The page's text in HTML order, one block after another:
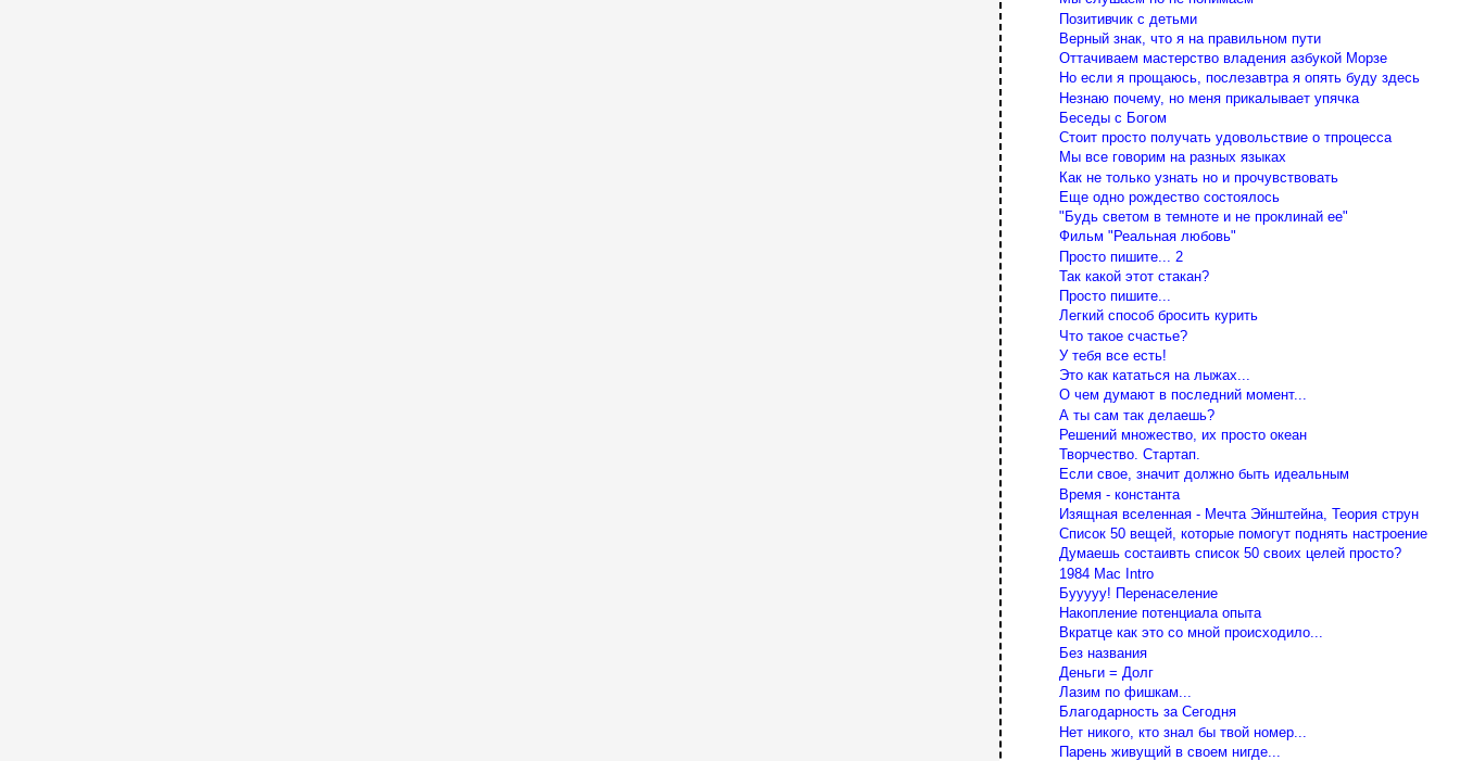
Позитивчик с детьми
Верный знак, что я на правильном пути
Оттачиваем мастерство владения азбукой Морзе
Но если я прощаюсь, послезавтра я опять буду здесь
Незнаю почему, но меня прикалывает упячка
Беседы с Богом
Стоит просто получать удовольствие о тпроцесса
Мы все говорим на разных языках
Как не только узнать но и прочувствовать
Еще одно рождество состоялось
"Будь светом в темноте и не проклинай ее"
Фильм "Реальная любовь"
Просто пишите... 2
Так какой этот стакан?
Просто пишите...
Легкий способ бросить курить
Что такое счастье?
У тебя все есть!
Это как кататься на лыжах...
О чем думают в последний момент...
А ты сам так делаешь?
Решений множество, их просто океан
Творчество. Стартап.
Если свое, значит должно быть идеальным
Время - константа
Изящная вселенная - Мечта Эйнштейна, Теория струн
Список 50 вещей, которые помогут поднять настроение
Думаешь состаивть список 50 своих целей просто?
1984 Mac Intro
Бууууу! Перенаселение
Накопление потенциала опыта
Вкратце как это со мной происходило...
Без названия
Деньги = Долг
Лазим по фишкам...
Благодарность за Сегодня
Нет никого, кто знал бы твой номер...
Парень живущий в своем нигде...